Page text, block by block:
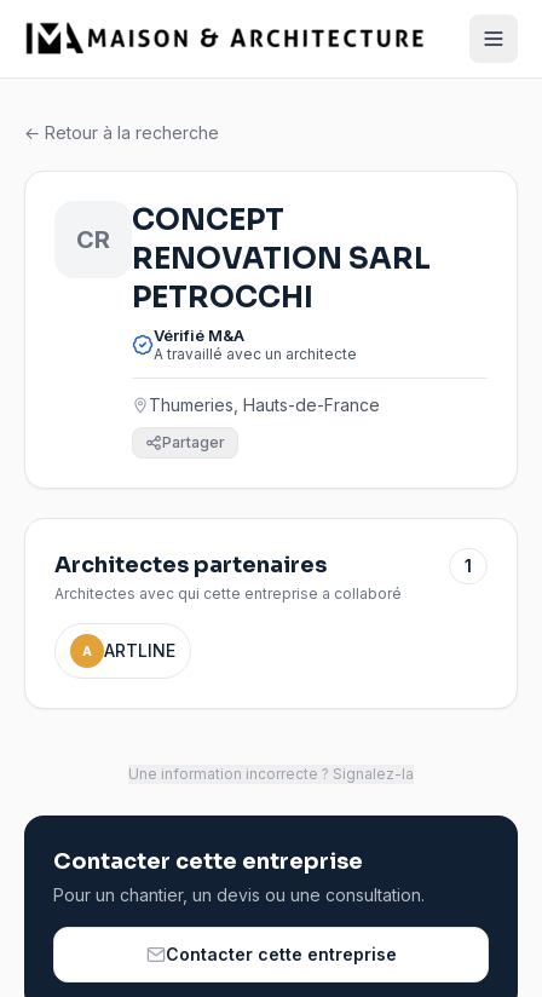
← Retour à la recherche
CR
CONCEPT
RENOVATION SARL
PETROCCHI
Vérifié M&A
A travaillé avec un architecte
Thumeries, Hauts-de-France
Partager
Architectes partenaires
Architectes avec qui cette entreprise a collaboré
1
A ARTLINE
Une information incorrecte ? Signalez-la
Contacter cette entreprise
Pour un chantier, un devis ou une consultation.
Contacter cette entreprise